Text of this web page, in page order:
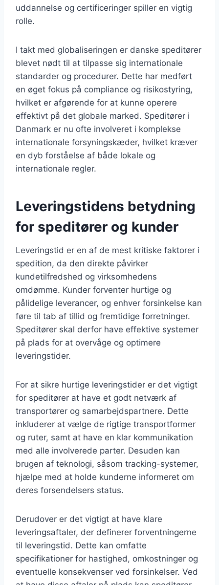
uddannelse og certificeringer spiller en vigtig
rolle.
I takt med globaliseringen er danske speditører
blevet nødt til at tilpasse sig internationale
standarder og procedurer. Dette har medført
en øget fokus på compliance og risikostyring,
hvilket er afgørende for at kunne operere
effektivt på det globale marked. Speditører i
Danmark er nu ofte involveret i komplekse
internationale forsyningskæder, hvilket kræver
en dyb forståelse af både lokale og
internationale regler.
Leveringstidens betydning
for speditører og kunder
Leveringstid er en af de mest kritiske faktorer i
spedition, da den direkte påvirker
kundetilfredshed og virksomhedens
omdømme. Kunder forventer hurtige og
pålidelige leverancer, og enhver forsinkelse kan
føre til tab af tillid og fremtidige forretninger.
Speditører skal derfor have effektive systemer
på plads for at overvåge og optimere
leveringstider.
For at sikre hurtige leveringstider er det vigtigt
for speditører at have et godt netværk af
transportører og samarbejdspartnere. Dette
inkluderer at vælge de rigtige transportformer
og ruter, samt at have en klar kommunikation
med alle involverede parter. Desuden kan
brugen af teknologi, såsom tracking-systemer,
hjælpe med at holde kunderne informeret om
deres forsendelsers status.
Derudover er det vigtigt at have klare
leveringsaftaler, der definerer forventningerne
til leveringstid. Dette kan omfatte
specifikationer for hastighed, omkostninger og
eventuelle konsekvenser ved forsinkelser. Ved